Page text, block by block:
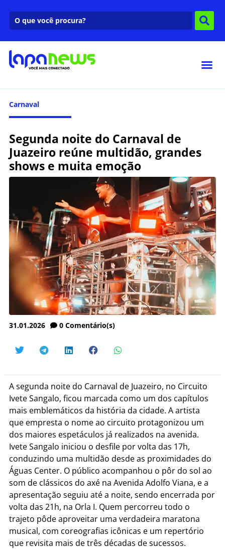
Carnaval
Segunda noite do Carnaval de
Juazeiro reúne multidão, grandes
shows e muita emoção
31.01.2026 0 Comentário(s)
A segunda noite do Carnaval de Juazeiro, no Circuito
Ivete Sangalo, ficou marcada como um dos capítulos
mais emblemáticos da história da cidade. A artista
que empresta o nome ao circuito protagonizou um
dos maiores espetáculos já realizados na avenida.
Ivete Sangalo iniciou o desfile por volta das 17h,
conduzindo uma multidão desde as proximidades do
Águas Center. O público acompanhou o pôr do sol ao
som de clássicos do axé na Avenida Adolfo Viana, e a
apresentação seguiu até a noite, sendo encerrada por
volta das 21h, na Orla I. Quem percorreu todo o
trajeto pôde aproveitar uma verdadeira maratona
musical, com coreografias icônicas e um repertório
que revisita mais de três décadas de sucessos.